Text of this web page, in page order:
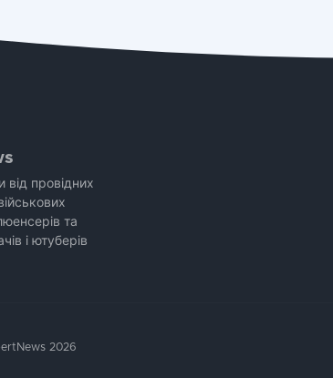
від провідних
та
і ютуберів
2026